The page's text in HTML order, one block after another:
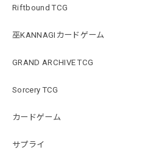
Riftbound TCG
巫KANNAGIカードゲーム
GRAND ARCHIVE TCG
Sorcery TCG
カードゲーム
サプライ